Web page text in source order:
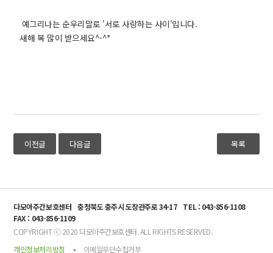
예그리나는 순우리말로 '서로 사랑하는 사이'입니다.
새해 복 많이 받으세요^-^*
이전글 다음글 목록
다모아주간보호센터 충청북도 충주시 도장관주로 34-17
TEL : 043-856-1108
FAX : 043-856-1109
COPYRIGHT ⓒ 2020 다모아주간보호센터. ALL RIGHTS RESERVED.
개인정보처리방침
이메일무단수집거부